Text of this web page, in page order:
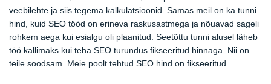
veebilehte ja siis tegema kalkulatsioonid. Samas meil on ka tunni
hind, kuid SEO tööd on erineva raskusastmega ja nõuavad sageli
rohkem aega kui esialgu oli plaanitud. Seetõttu tunni alusel läheb
töö kallimaks kui teha SEO turundus fikseeritud hinnaga. Nii on
teile soodsam. Meie poolt tehtud SEO hind on fikseeritud.